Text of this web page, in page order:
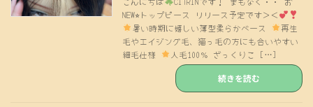
NEW⭐︎トップピース リリース予定です＞＜
暑い時期に嬉しい薄型柔らかベース
再生
毛やエイジング毛、猫っ毛の方にも合いやすい
細毛仕様
人毛100％ ざっくりこ […]
続きを読む